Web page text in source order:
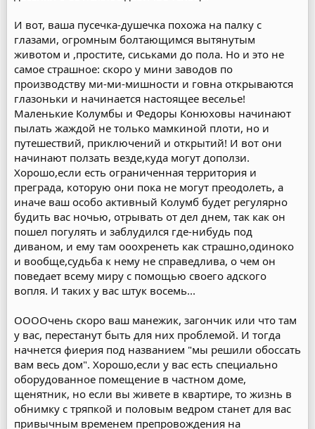
И вот, ваша пусечка-душечка похожа на палку с
глазами, огромным болтающимся вытянутым
животом и ,простите, сиськами до пола. Но и это не
самое страшное: скоро у мини заводов по
производству ми-ми-мишности и говна открываются
глазоньки и начинается настоящее веселье!
Маленькие Колумбы и Федоры Конюховы начинают
пылать жаждой не только мамкиной плоти, но и
путешествий, приключений и открытий! И вот они
начинают ползать везде,куда могут доползи.
Хорошо,если есть ограниченная территория и
преграда, которую они пока не могут преодолеть, а
иначе ваш особо активный Колумб будет регулярно
будить вас ночью, отрывать от дел днем, так как он
пошел погулять и заблудился где-нибудь под
диваном, и ему там ооохренеть как страшно,одиноко
и вообще,судьба к нему не справедлива, о чем он
поведает всему миру с помощью своего адского
вопля. И таких у вас штук восемь...
ООООчень скоро ваш манежик, загончик или что там
у вас, перестанут быть для них проблемой. И тогда
начнется фиерия под названием "мы решили обоссать
вам весь дом". Хорошо,если у вас есть специально
оборудованное помещение в частном доме,
щенятник, но если вы живете в квартире, то жизнь в
обнимку с тряпкой и половым ведром станет для вас
привычным временем препровождения на